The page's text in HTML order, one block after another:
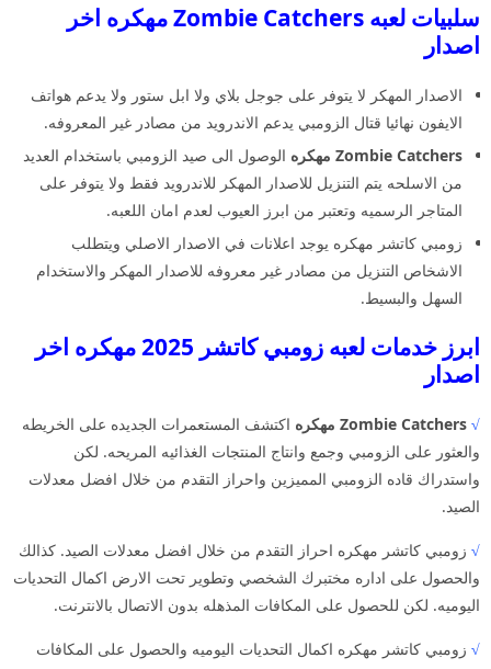
سلبيات لعبه Zombie Catchers مهكره اخر
اصدار
الاصدار المهكر لا يتوفر على جوجل بلاي ولا ابل ستور ولا يدعم هواتف
الايفون نهائيا قتال الزومبي يدعم الاندرويد من مصادر غير المعروفه.
Zombie Catchers مهكره
الوصول الى صيد الزومبي باستخدام العديد
من الاسلحه يتم التنزيل للاصدار المهكر للاندرويد فقط ولا يتوفر على
المتاجر الرسميه وتعتبر من ابرز العيوب لعدم امان اللعبه.
زومبي كاتشر مهكره يوجد اعلانات في الاصدار الاصلي ويتطلب
الاشخاص التنزيل من مصادر غير معروفه للاصدار المهكر والاستخدام
السهل والبسيط.
ابرز خدمات لعبه زومبي كاتشر 2025 مهكره اخر
اصدار
√ Zombie Catchers مهكره
اكتشف المستعمرات الجديده على الخريطه
والعثور على الزومبي وجمع وانتاج المنتجات الغذائيه المريحه. لكن
واستدراك قاده الزومبي المميزين واحراز التقدم من خلال افضل معدلات
الصيد.
√ زومبي كاتشر مهكره احراز التقدم من خلال افضل معدلات الصيد. كذالك
والحصول على اداره مختبرك الشخصي وتطوير تحت الارض اكمال التحديات
اليوميه. لكن للحصول على المكافات المذهله بدون الاتصال بالانترنت.
√ زومبي كاتشر مهكره اكمال التحديات اليوميه والحصول على المكافات